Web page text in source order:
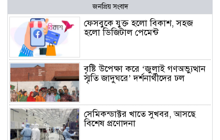
জনপ্রিয় সংবাদ
ফেসবুকে যুক্ত হলো বিকাশ, সহজ
হলো ডিজিটাল পেমেন্ট
বৃষ্টি উপেক্ষা করে ‘জুলাই গণঅভ্যুত্থান
স্মৃতি জাদুঘরে’ দর্শনার্থীদের ঢল
সেমিকন্ডাক্টর খাতে সুখবর, আসছে
বিশেষ প্রণোদনা